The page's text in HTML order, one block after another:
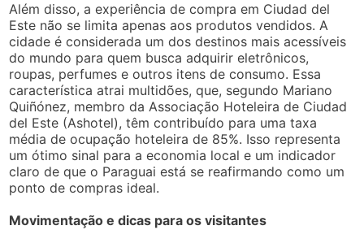
Além disso, a experiência de compra em Ciudad del
Este não se limita apenas aos produtos vendidos. A
cidade é considerada um dos destinos mais acessíveis
do mundo para quem busca adquirir eletrônicos,
roupas, perfumes e outros itens de consumo. Essa
característica atrai multidões, que, segundo Mariano
Quiñónez, membro da Associação Hoteleira de Ciudad
del Este (Ashotel), têm contribuído para uma taxa
média de ocupação hoteleira de 85%. Isso representa
um ótimo sinal para a economia local e um indicador
claro de que o Paraguai está se reafirmando como um
ponto de compras ideal.
Movimentação e dicas para os visitantes